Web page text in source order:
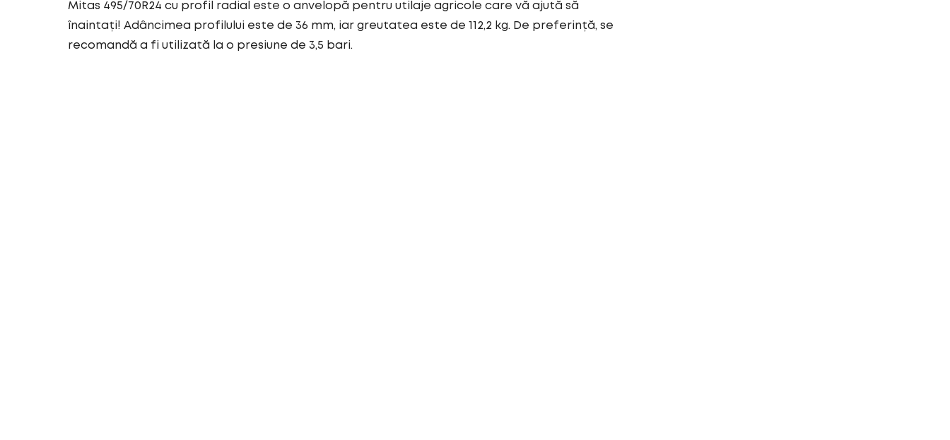
Mitas 495/70R24 cu profil radial este o anvelopă pentru utilaje agricole care vă ajută să
înaintați! Adâncimea profilului este de 36 mm, iar greutatea este de 112,2 kg. De preferință, se
recomandă a fi utilizată la o presiune de 3,5 bari.